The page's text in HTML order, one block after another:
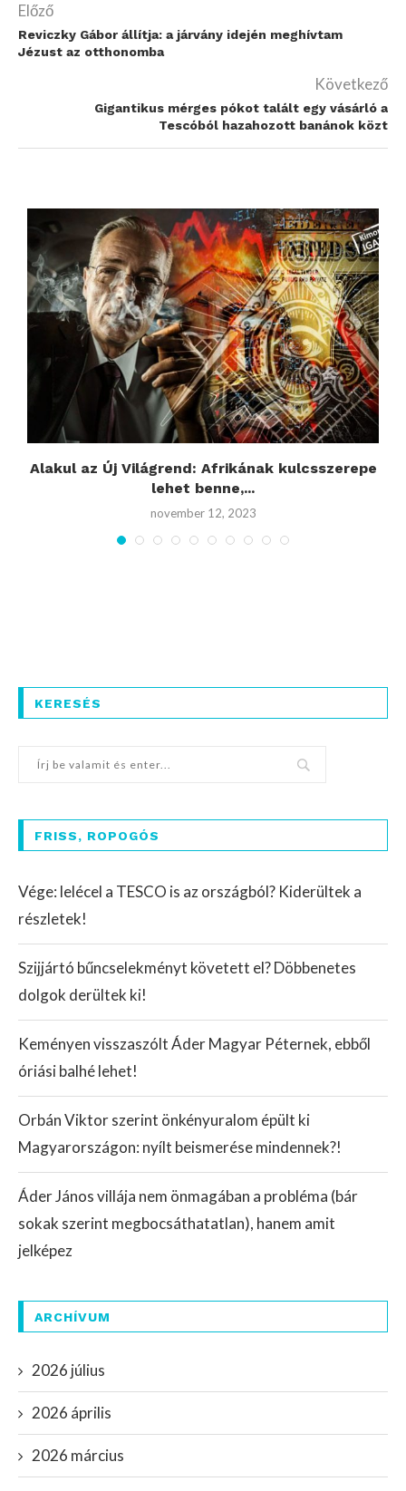
Előző
Reviczky Gábor állítja: a járvány idején meghívtam
Jézust az otthonomba
Következő
Gigantikus mérges pókot talált egy vásárló a
Tescóból hazahozott banánok közt
Alakul az Új Világrend: Afrikának kulcsszerepe
lehet benne,...
november 12, 2023
KERESÉS
FRISS, ROPOGÓS
Vége: lelécel a TESCO is az országból? Kiderültek a
részletek!
Szijjártó bűncselekményt követett el? Döbbenetes
dolgok derültek ki!
Keményen visszaszólt Áder Magyar Péternek, ebből
óriási balhé lehet!
Orbán Viktor szerint önkényuralom épült ki
Magyarországon: nyílt beismerése mindennek?!
Áder János villája nem önmagában a probléma (bár
sokak szerint megbocsáthatatlan), hanem amit
jelképez
ARCHÍVUM
2026 július
2026 április
2026 március